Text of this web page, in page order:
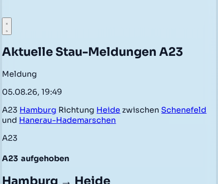
Aktuelle Stau-Meldungen A23
Meldung
05.08.26, 19:49
A23 Hamburg Richtung Heide zwischen Schenefeld
und Hanerau-Hademarschen
A23
A23 aufgehoben